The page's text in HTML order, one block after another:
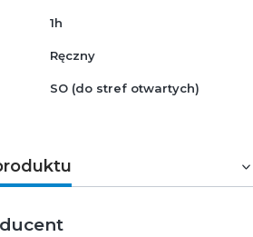
1h
Ręczny
SO (do stref otwartych)